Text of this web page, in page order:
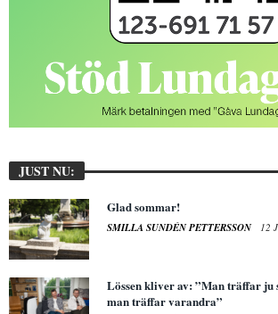
JUST NU:
Glad sommar!
SMILLA SUNDÉN PETTERSSON 12
Lössen kliver av: ”Man träffar ju
man träffar varandra”